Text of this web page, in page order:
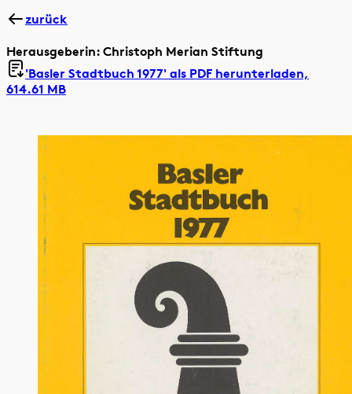
zurück
Herausgeberin: Christoph Merian Stiftung
'Basler Stadtbuch 1977' als PDF herunterladen,
614.61 MB